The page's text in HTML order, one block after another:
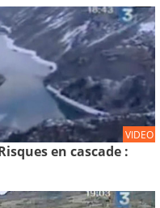
VIDEO
en cascade :